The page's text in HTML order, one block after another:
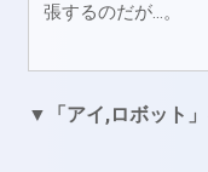
張するのだが…。
▼「アイ,ロボット